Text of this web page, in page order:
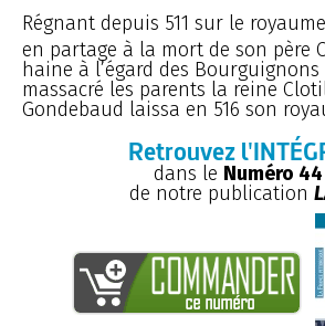
Régnant depuis 511 sur le
en partage à la mort de son père
haine à l’égard des
massacré les parents la reine
Gondebaud laissa en 516 son
Retrouvez
dans le Numéro
de notre publication